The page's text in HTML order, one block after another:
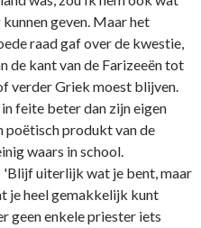
geven. Maar het
raad gaf over de kwestie,
de kant van de Farizeeën tot
verder Griek moest blijven.
feite beter dan zijn eigen
poëtisch produkt van de
waars in school.
uiterlijk wat je bent, maar
je heel gemakkelijk kunt
geen enkele priester iets